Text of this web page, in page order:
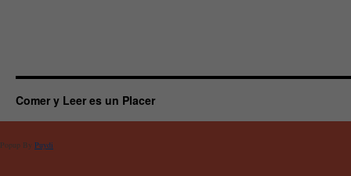
Comer y Leer es un Placer
Popup By Puydi